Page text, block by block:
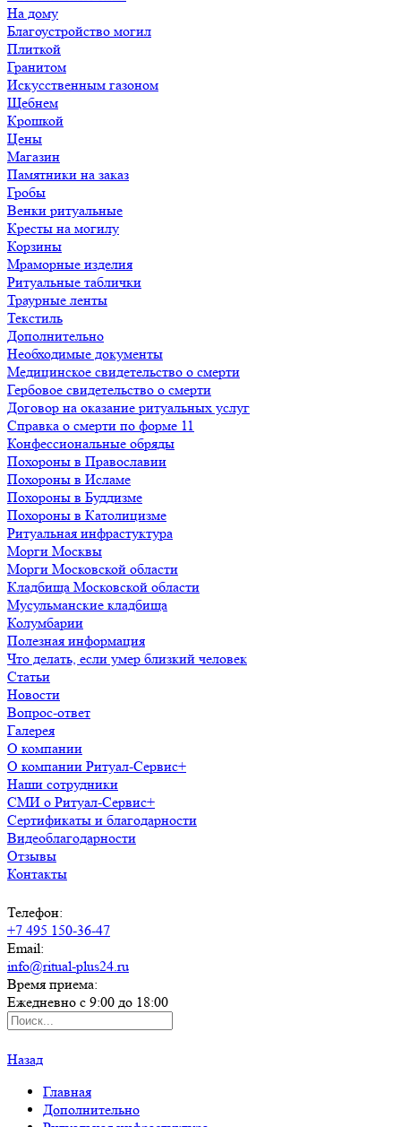
На дому
Благоустройство могил
Плиткой
Гранитом
Искусственным газоном
Щебнем
Крошкой
Цены
Магазин
Памятники на заказ
Гробы
Венки ритуальные
Кресты на могилу
Корзины
Мраморные изделия
Ритуальные таблички
Траурные ленты
Текстиль
Дополнительно
Необходимые документы
Медицинское свидетельство о смерти
Гербовое свидетельство о смерти
Договор на оказание ритуальных услуг
Справка о смерти по форме 11
Конфессиональные обряды
Похороны в Православии
Похороны в Исламе
Похороны в Буддизме
Похороны в Католицизме
Ритуальная инфрастуктура
Морги Москвы
Морги Московской области
Кладбища Московской области
Мусульманские кладбища
Колумбарии
Полезная информация
Что делать, если умер близкий человек
Статьи
Новости
Вопрос-ответ
Галерея
О компании
О компании Ритуал-Сервис+
Наши сотрудники
СМИ о Ритуал-Сервис+
Сертификаты и благодарности
Видеоблагодарности
Отзывы
Контакты
Телефон:
+7 495 150-36-47
Email:
info@ritual-plus24.ru
Время приема:
Ежедневно с 9:00 до 18:00
Назад
Главная
Дополнительно